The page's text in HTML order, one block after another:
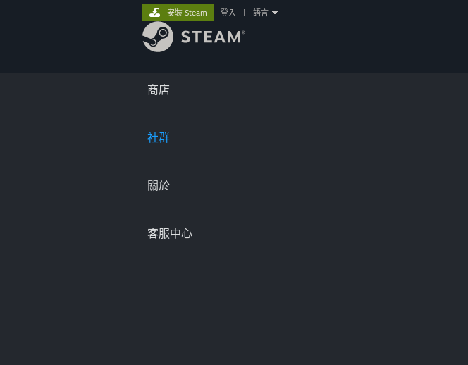
商店
社群
關於
客服中心
安裝 Steam 登入 語言